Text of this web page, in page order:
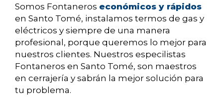
Somos Fontaneros económicos y rápidos
en Santo Tomé, instalamos termos de gas y
eléctricos y siempre de una manera
profesional, porque queremos lo mejor para
nuestros clientes. Nuestros especilistas
Fontaneros en Santo Tomé, son maestros
en cerrajería y sabrán la mejor solución para
tu problema.